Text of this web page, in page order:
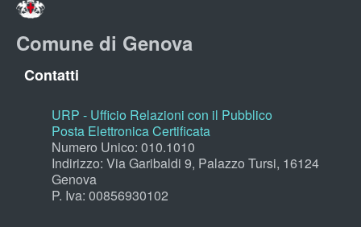
Comune di Genova
Contatti
URP - Ufficio Relazioni con il Pubblico
Posta Elettronica Certificata
Numero Unico: 010.1010
Indirizzo: Via Garibaldi 9, Palazzo Tursi, 16124
Genova
P. Iva: 00856930102